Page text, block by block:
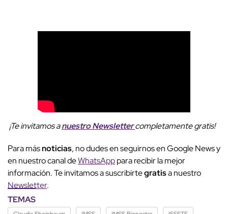
¡Te invitamos anuestro Newslettercompletamente gratis!
Para másnoticias, no dudes en seguirnos en Google News y
en nuestro canal deWhatsApppara recibir la mejor
información. Te invitamos a suscribirtegratisa nuestro
Newsletter.
TEMAS